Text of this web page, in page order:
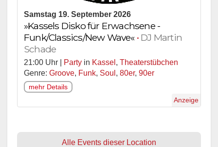
Samstag 19. September 2026
»Kassels Disko für Erwachsene -
Funk/Classics/New Wave« • DJ Martin
Schade
21:00 Uhr | Party in Kassel , Theaterstübchen
Genre: Groove, Funk, Soul , 80er, 90er
mehr Details
Anzeige
Alle Events dieser Location